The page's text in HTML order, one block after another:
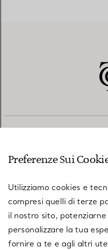
SU TIFFANY & CO.
Preferenze Sui
Utilizziamo cookies e
compresi quelli di terze
il nostro sito,
personalizzare la tua
fornire a te e agli altri